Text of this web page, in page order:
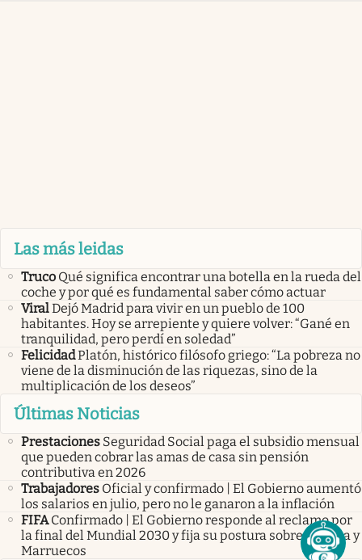
Las más leidas
Truco Qué significa encontrar una botella en la rueda del
coche y por qué es fundamental saber cómo actuar
ViralDejó Madrid para vivir en un pueblo de 100
habitantes. Hoy se arrepiente y quiere volver: “Gané en
tranquilidad, pero perdí en soledad”
FelicidadPlatón, histórico filósofo griego: “La pobreza no
viene de la disminución de las riquezas, sino de la
multiplicación de los deseos”
Últimas Noticias
Prestaciones Seguridad Social paga el subsidio mensual
que pueden cobrar las amas de casa sin pensión
contributiva en 2026
Trabajadores Oficial y confirmado | El Gobierno aumentó
los salarios en julio, pero no le ganaron a la inflación
FIFA Confirmado | El Gobierno responde al reclamo por
la final del Mundial 2030 y fija su postura sobre España y
Marruecos